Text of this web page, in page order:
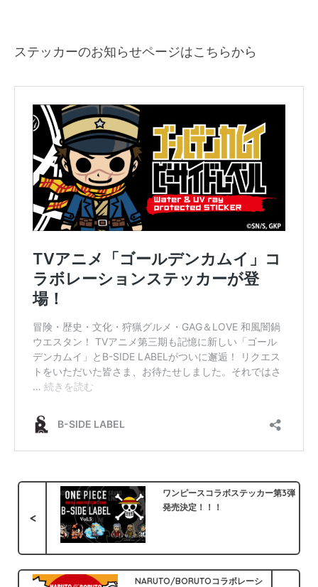
ステッカーのお知らせページはこちらから
<
ワンピースコラボステッカー第3弾
発売決定！！！
NARUTO/BORUTOコラボレーシ